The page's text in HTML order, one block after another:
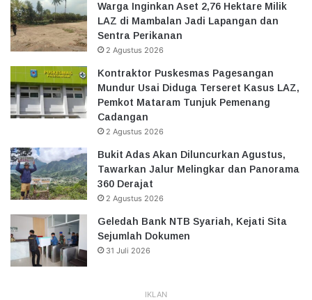
Warga Inginkan Aset 2,76 Hektare Milik
LAZ di Mambalan Jadi Lapangan dan
Sentra Perikanan
2 Agustus 2026
Kontraktor Puskesmas Pagesangan
Mundur Usai Diduga Terseret Kasus LAZ,
Pemkot Mataram Tunjuk Pemenang
Cadangan
2 Agustus 2026
Bukit Adas Akan Diluncurkan Agustus,
Tawarkan Jalur Melingkar dan Panorama
360 Derajat
2 Agustus 2026
Geledah Bank NTB Syariah, Kejati Sita
Sejumlah Dokumen
31 Juli 2026
IKLAN